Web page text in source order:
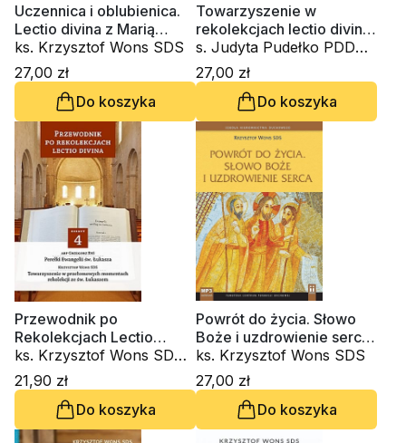
Uczennica i oblubienica.
Lectio divina z Marią
Magdaleną (CD-
audiobook)
ks. Krzysztof Wons SDS
27,00 zł
Do koszyka
Towarzyszenie w
rekolekcjach lectio divina.
Ewangelia wg św. Jana.
Etap czwarty (CD)
s. Judyta Pudełko PDDM,
ks. Krzysztof Wons SDS
27,00 zł
Do koszyka
Przewodnik po
Rekolekcjach Lectio
Divina. Zeszyt 4
ks. Krzysztof Wons SDS,
21,90 zł
Do koszyka
Powrót do życia. Słowo
Boże i uzdrowienie serca
(CD-audiobook)
ks. Krzysztof Wons SDS
27,00 zł
Do koszyka